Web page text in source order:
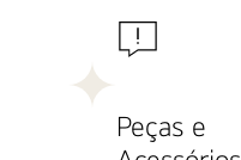
Peças e